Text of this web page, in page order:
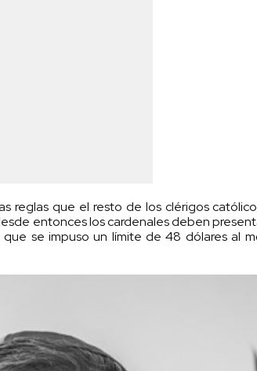
reglas que el resto de los clérigos
entonces los cardenales deben
se impuso un límite de 48 dólares al